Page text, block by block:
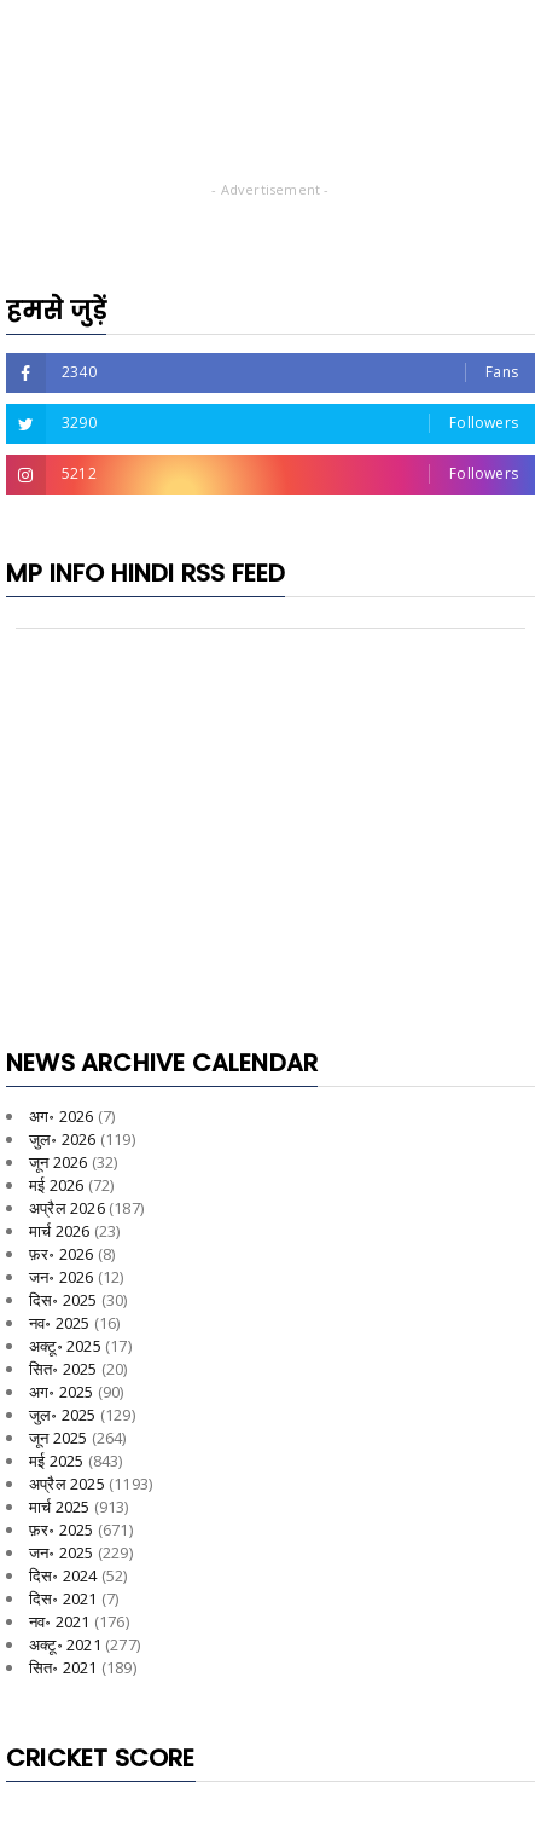
- Advertisement -
हमसे जुड़ें
2340 Fans
3290 Followers
5212 Followers
MP INFO HINDI RSS FEED
NEWS ARCHIVE CALENDAR
अग॰ 2026 (7)
जुल॰ 2026 (119)
जून 2026 (32)
मई 2026 (72)
अप्रैल 2026(187)
मार्च 2026 (23)
फ़र॰ 2026 (8)
जन॰ 2026 (12)
दिस॰ 2025 (30)
नव॰ 2025 (16)
अक्टू॰ 2025 (17)
सित॰ 2025 (20)
अग॰ 2025 (90)
जुल॰ 2025 (129)
जून 2025 (264)
मई 2025 (843)
अप्रैल 2025 (1193)
मार्च 2025 (913)
फ़र॰ 2025 (671)
जन॰ 2025 (229)
दिस॰ 2024(52)
दिस॰ 2021 (7)
नव॰ 2021 (176)
अक्टू॰ 2021 (277)
सित॰ 2021 (189)
CRICKET SCORE